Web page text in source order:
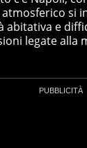
atmosferico si
abitativa e
legate alla